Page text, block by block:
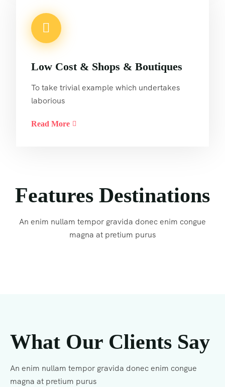
Low Cost & Shops & Boutiques
To take trivial example which undertakes
laborious
Read More
Features Destinations
An enim nullam tempor gravida donec enim congue
magna at pretium purus
What Our Clients Say
An enim nullam tempor gravida donec enim congue
magna at pretium purus